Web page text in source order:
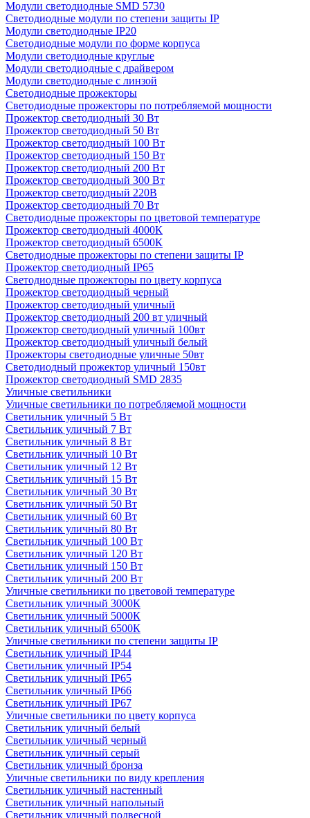
Модули светодиодные SMD 5730
Светодиодные модули по степени защиты IP
Модули светодиодные IP20
Светодиодные модули по форме корпуса
Модули светодиодные круглые
Модули светодиодные с драйвером
Модули светодиодные с линзой
Светодиодные прожекторы
Светодиодные прожекторы по потребляемой мощности
Прожектор светодиодный 30 Вт
Прожектор светодиодный 50 Вт
Прожектор светодиодный 100 Вт
Прожектор светодиодный 150 Вт
Прожектор светодиодный 200 Вт
Прожектор светодиодный 300 Вт
Прожектор светодиодный 220В
Прожектор светодиодный 70 Вт
Светодиодные прожекторы по цветовой температуре
Прожектор светодиодный 4000К
Прожектор светодиодный 6500К
Светодиодные прожекторы по степени защиты IP
Прожектор светодиодный IP65
Светодиодные прожекторы по цвету корпуса
Прожектор светодиодный черный
Прожектор светодиодный уличный
Прожектор светодиодный 200 вт уличный
Прожектор светодиодный уличный 100вт
Прожектор светодиодный уличный белый
Прожекторы светодиодные уличные 50вт
Светодиодный прожектор уличный 150вт
Прожектор светодиодный SMD 2835
Уличные светильники
Уличные светильники по потребляемой мощности
Светильник уличный 5 Вт
Светильник уличный 7 Вт
Светильник уличный 8 Вт
Светильник уличный 10 Вт
Светильник уличный 12 Вт
Светильник уличный 15 Вт
Светильник уличный 30 Вт
Светильник уличный 50 Вт
Светильник уличный 60 Вт
Светильник уличный 80 Вт
Светильник уличный 100 Вт
Светильник уличный 120 Вт
Светильник уличный 150 Вт
Светильник уличный 200 Вт
Уличные светильники по цветовой температуре
Cветильник уличный 3000К
Cветильник уличный 5000К
Cветильник уличный 6500К
Уличные светильники по степени защиты IP
Светильник уличный IP44
Светильник уличный IP54
Светильник уличный IP65
Светильник уличный IP66
Светильник уличный IP67
Уличные светильники по цвету корпуса
Светильник уличный белый
Светильник уличный черный
Светильник уличный серый
Светильник уличный бронза
Уличные светильники по виду крепления
Светильник уличный настенный
Светильник уличный напольный
Светильник уличный подвесной